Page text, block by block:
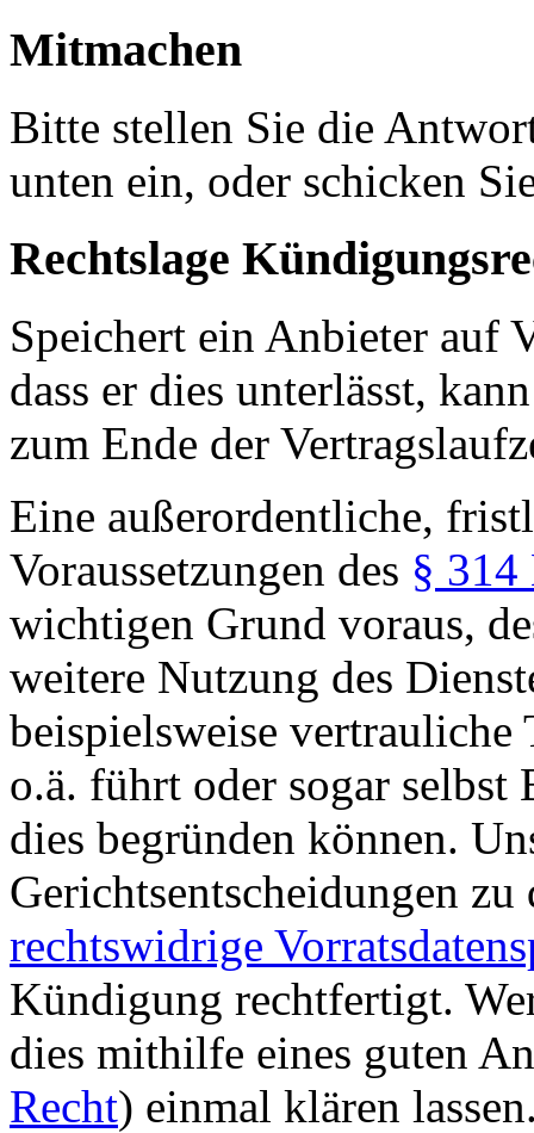
Mitmachen
Bitte stellen Sie die
unten ein, oder schicken
Rechtslage
Speichert ein Anbieter auf
dass er dies unterlässt,
zum Ende der
Eine außerordentliche,
Voraussetzungen des §
wichtigen Grund voraus,
weitere Nutzung des
beispielsweise vertrauliche
o.ä. führt oder sogar
dies begründen können.
Gerichtsentscheidungen
rechtswidrige
Kündigung rechtfertigt.
dies mithilfe eines guten
Recht) einmal klären